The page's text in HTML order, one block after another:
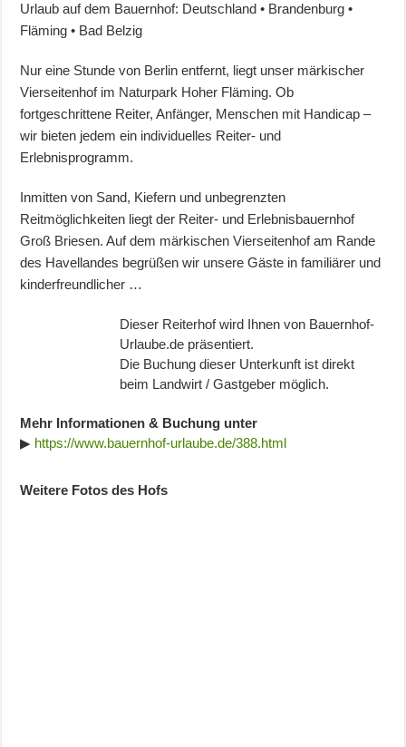
Urlaub auf dem Bauernhof: Deutschland • Brandenburg •
Fläming • Bad Belzig
Nur eine Stunde von Berlin entfernt, liegt unser märkischer
Vierseitenhof im Naturpark Hoher Fläming. Ob
fortgeschrittene Reiter, Anfänger, Menschen mit Handicap –
wir bieten jedem ein individuelles Reiter- und
Erlebnisprogramm.
Inmitten von Sand, Kiefern und unbegrenzten
Reitmöglichkeiten liegt der Reiter- und Erlebnisbauernhof
Groß Briesen. Auf dem märkischen Vierseitenhof am Rande
des Havellandes begrüßen wir unsere Gäste in familiärer und
kinderfreundlicher …
Dieser Reiterhof wird Ihnen von Bauernhof-
Urlaube.de präsentiert.
Die Buchung dieser Unterkunft ist direkt
beim Landwirt / Gastgeber möglich.
Mehr Informationen & Buchung unter
▶ https://www.bauernhof-urlaube.de/388.html
Weitere Fotos des Hofs